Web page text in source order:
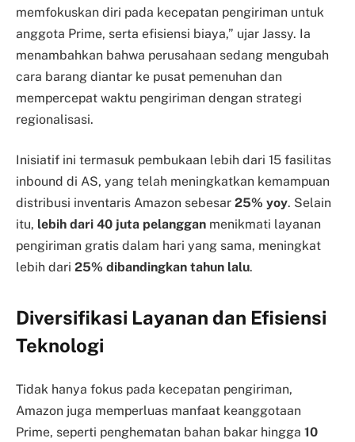
memfokuskan diri pada kecepatan pengiriman untuk
anggota Prime, serta efisiensi biaya,” ujar Jassy. Ia
menambahkan bahwa perusahaan sedang mengubah
cara barang diantar ke pusat pemenuhan dan
mempercepat waktu pengiriman dengan strategi
regionalisasi.
Inisiatif ini termasuk pembukaan lebih dari 15 fasilitas
inbound di AS, yang telah meningkatkan kemampuan
distribusi inventaris Amazon sebesar 25% yoy. Selain
itu, lebih dari 40 juta pelanggan menikmati layanan
pengiriman gratis dalam hari yang sama, meningkat
lebih dari 25% dibandingkan tahun lalu.
Diversifikasi Layanan dan Efisiensi
Teknologi
Tidak hanya fokus pada kecepatan pengiriman,
Amazon juga memperluas manfaat keanggotaan
Prime, seperti penghematan bahan bakar hingga 10